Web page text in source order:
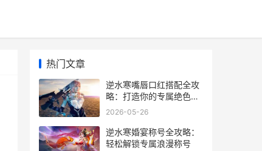
热门文章
逆水寒嘴唇口红搭配全攻
略：打造你的专属绝色红
妆
2026-05-26
逆水寒婚宴称号全攻略：
轻松解锁专属浪漫称号